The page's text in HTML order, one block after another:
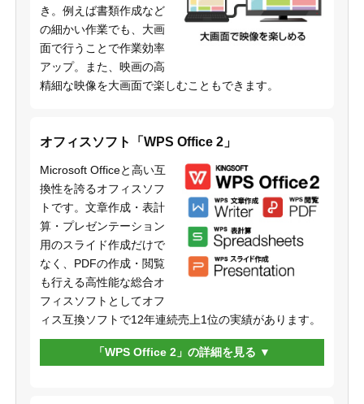
き。例えば書類作成など
の細かい作業でも、大画
面で行うことで作業効率
アップ。また、映画の高
精細な映像を大画面で楽しむこともできます。
オフィスソフト「WPS Office 2」
Microsoft Officeと高い互
換性を誇るオフィスソフ
トです。文章作成・表計
算・プレゼンテーション
用のスライド作成だけで
なく、PDFの作成・閲覧
も行える高性能な総合オ
フィスソフトとしてオフ
ィス互換ソフトで12年連続売上1位の実績があります。
「WPS Office 2」の詳細を見る